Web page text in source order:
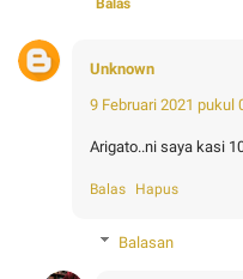
Balas
Unknown
9 Februari 2021 pukul
Arigato..ni saya kasi
Balas Hapus
Balasan